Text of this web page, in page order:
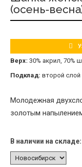
(осень-
Верх:30% акрил, 70%
Подклад:второй слой
Молодежная
золотым
В наличии на складе: